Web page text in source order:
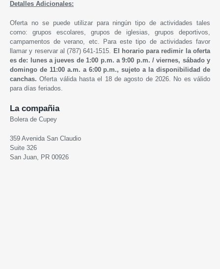
Detalles Adicionales:
Oferta no se puede utilizar para ningún tipo de actividades tales
como: grupos escolares, grupos de iglesias, grupos deportivos,
campamentos de verano, etc. Para este tipo de actividades favor
llamar y reservar al (787) 641-1515.
El horario para redimir la oferta
es de: lunes a jueves de 1:00 p.m. a 9:00 p.m. /viernes, sábado y
domingo de 11:00 a.m. a 6:00 p.m.,sujeto a la disponibilidad de
canchas.Oferta válida hasta el 18 de agosto de 2026. No es válido
para días feriados.
La compañia
Bolera de Cupey
359 Avenida San Claudio
Suite 326
San Juan, PR 00926